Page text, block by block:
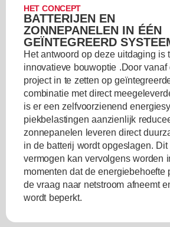
HET CONCEPT
BATTERIJEN EN
ZONNEPANELEN IN ÉÉN
GEÏNTEGREERD
Het antwoord op deze uitdaging is
innovatieve bouwoptie .Door vanaf
project in te zetten op
combinatie met direct
is er een zelfvoorzienend
piekbelastingen aanzienlijk
zonnepanelen leveren direct
in de batterij wordt opgeslagen. Dit
vermogen kan vervolgens worden
momenten dat de energiebehoefte
de vraag naar netstroom afneemt
wordt beperkt.